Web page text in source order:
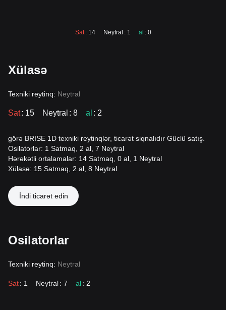
Sat : 14 Neytral : 1 al : 0
Xülasə
Texniki reytinq: Neytral
Sat: 15 Neytral : 8 al : 2
görə BRISE 1D texniki reytinqlər, ticarət siqnalıdır Güclü satış.
Osilatorlar: 1 Satmaq, 2 al, 7 Neytral
Hərəkətli ortalamalar: 14 Satmaq, 0 al, 1 Neytral
Xülasə: 15 Satmaq, 2 al, 8 Neytral
İndi ticarət edin
Osilatorlar
Texniki reytinq: Neytral
Sat: 1 Neytral: 7 al: 2